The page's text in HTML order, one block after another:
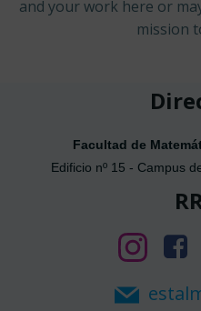
and your work here or
mission
Facultad de
Edificio nº 15 - Campus